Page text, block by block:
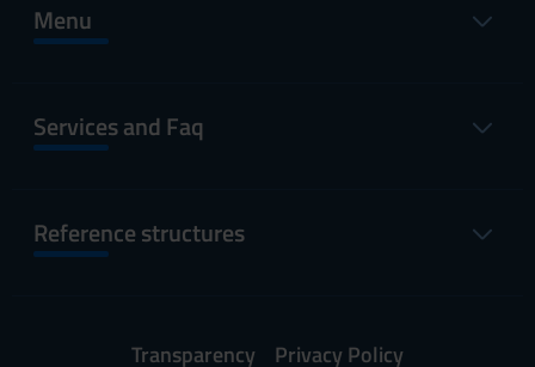
Menu
Services and Faq
Reference structures
Transparency Privacy Policy